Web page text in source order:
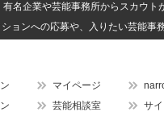
名企業や芸能事務所からスカウト
ョンへの応募や、入りたい芸能事
マイページ
芸能相談室
サ